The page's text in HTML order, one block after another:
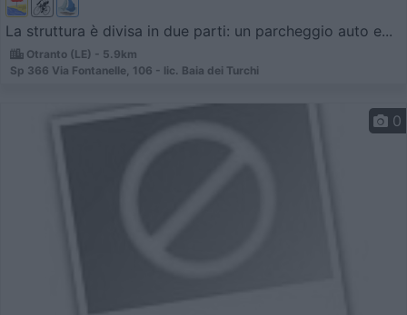
La struttura è divisa in due parti: un parcheggio auto e...
Otranto (LE) - 5.9km
Sp 366 Via Fontanelle, 106 - lic. Baia dei Turchi
0